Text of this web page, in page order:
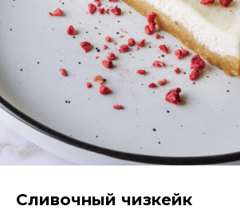
Сливочный чизкейк